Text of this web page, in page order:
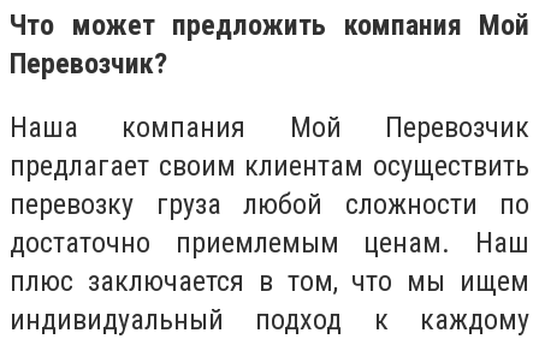
Что может предложить компания Мой
Перевозчик?
Наша компания Мой Перевозчик
предлагает своим клиентам осуществить
перевозку груза любой сложности по
достаточно приемлемым ценам. Наш
плюс заключается в том, что мы ищем
индивидуальный подход к каждому